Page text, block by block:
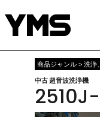
商品ジャンル > 洗浄
中古 超音波洗浄機